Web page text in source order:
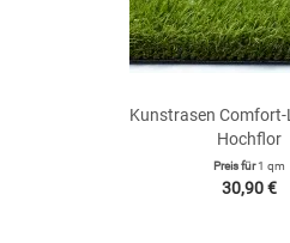
Kunstrasen
Hochflor
Preis für1 qm
30,90 €